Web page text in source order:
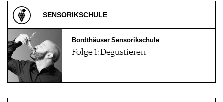
SENSORIKSCHULE
Bordthäuser Sensorikschule
Folge 1: Degustieren